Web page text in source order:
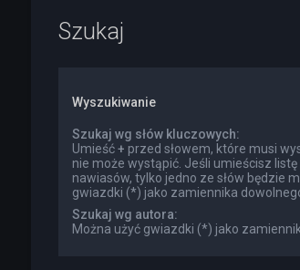
Szukaj
Wyszukiwanie
Szukaj wg słów kluczowych:
Umieść+ przed słowem, które musi
nie może wystąpić. Jeśli umieścisz listę
nawiasów, tylko jedno ze słów będzie
gwiazdki (*) jako zamiennika
Szukaj wg autora:
Można użyć gwiazdki (*) jako